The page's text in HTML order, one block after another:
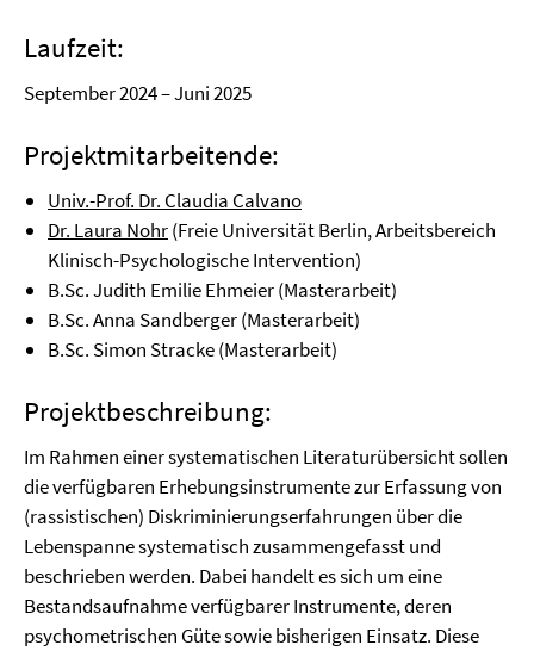
Laufzeit:
September 2024 – Juni 2025
Projektmitarbeitende:
Univ.-Prof. Dr. Claudia Calvano
Dr. Laura Nohr(Freie Universität Berlin, Arbeitsbereich
Klinisch-Psychologische Intervention)
B.Sc. Judith Emilie Ehmeier (Masterarbeit)
B.Sc. Anna Sandberger (Masterarbeit)
B.Sc. Simon Stracke (Masterarbeit)
Projektbeschreibung:
Im Rahmen einer systematischen Literaturübersicht sollen
die verfügbaren Erhebungsinstrumente zur Erfassung von
(rassistischen) Diskriminierungserfahrungen über die
Lebenspanne systematisch zusammengefasst und
beschrieben werden. Dabei handelt es sich um eine
Bestandsaufnahme verfügbarer Instrumente, deren
psychometrischen Güte sowie bisherigen Einsatz. Diese